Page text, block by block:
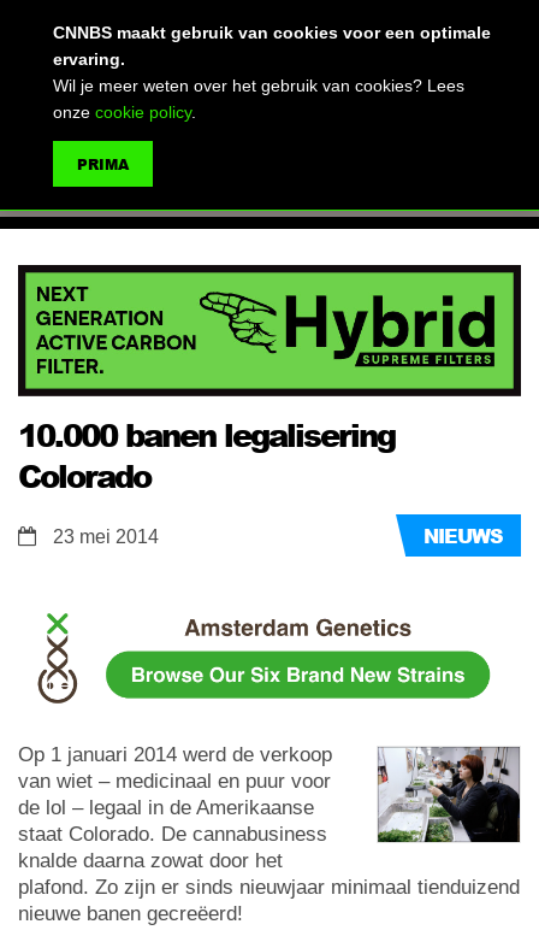
10.000 banen legalisering
Colorado
NIEUWS
23 mei 2014
Op 1 januari 2014 werd de verkoop
van wiet – medicinaal en puur voor
de lol – legaal in de Amerikaanse
staat Colorado. De cannabusiness
knalde daarna zowat door het
plafond. Zo zijn er sinds nieuwjaar minimaal tienduizend
nieuwe banen gecreëerd!
CNNBS maakt gebruik van cookies voor een optimale
ervaring.
Wil je meer weten over het gebruik van cookies? Lees
onze cookie policy.
PRIMA